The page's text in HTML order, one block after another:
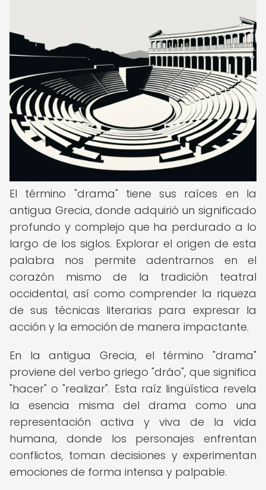
El término "drama" tiene sus raíces en la
antigua Grecia, donde adquirió un significado
profundo y complejo que ha perdurado a lo
largo de los siglos. Explorar el origen de esta
palabra nos permite adentrarnos en el
corazón mismo de la tradición teatral
occidental, así como comprender la riqueza
de sus técnicas literarias para expresar la
acción y la emoción de manera impactante.
En la antigua Grecia, el término "drama"
proviene del verbo griego "dráo", que significa
"hacer" o "realizar". Esta raíz lingüística revela
la esencia misma del drama como una
representación activa y viva de la vida
humana, donde los personajes enfrentan
conflictos, toman decisiones y experimentan
emociones de forma intensa y palpable.